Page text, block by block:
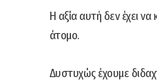
Η αξία αυτή δεν έχει να
άτομο.
Δυστυχώς έχουμε